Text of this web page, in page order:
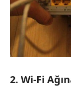
2. Wi-Fi